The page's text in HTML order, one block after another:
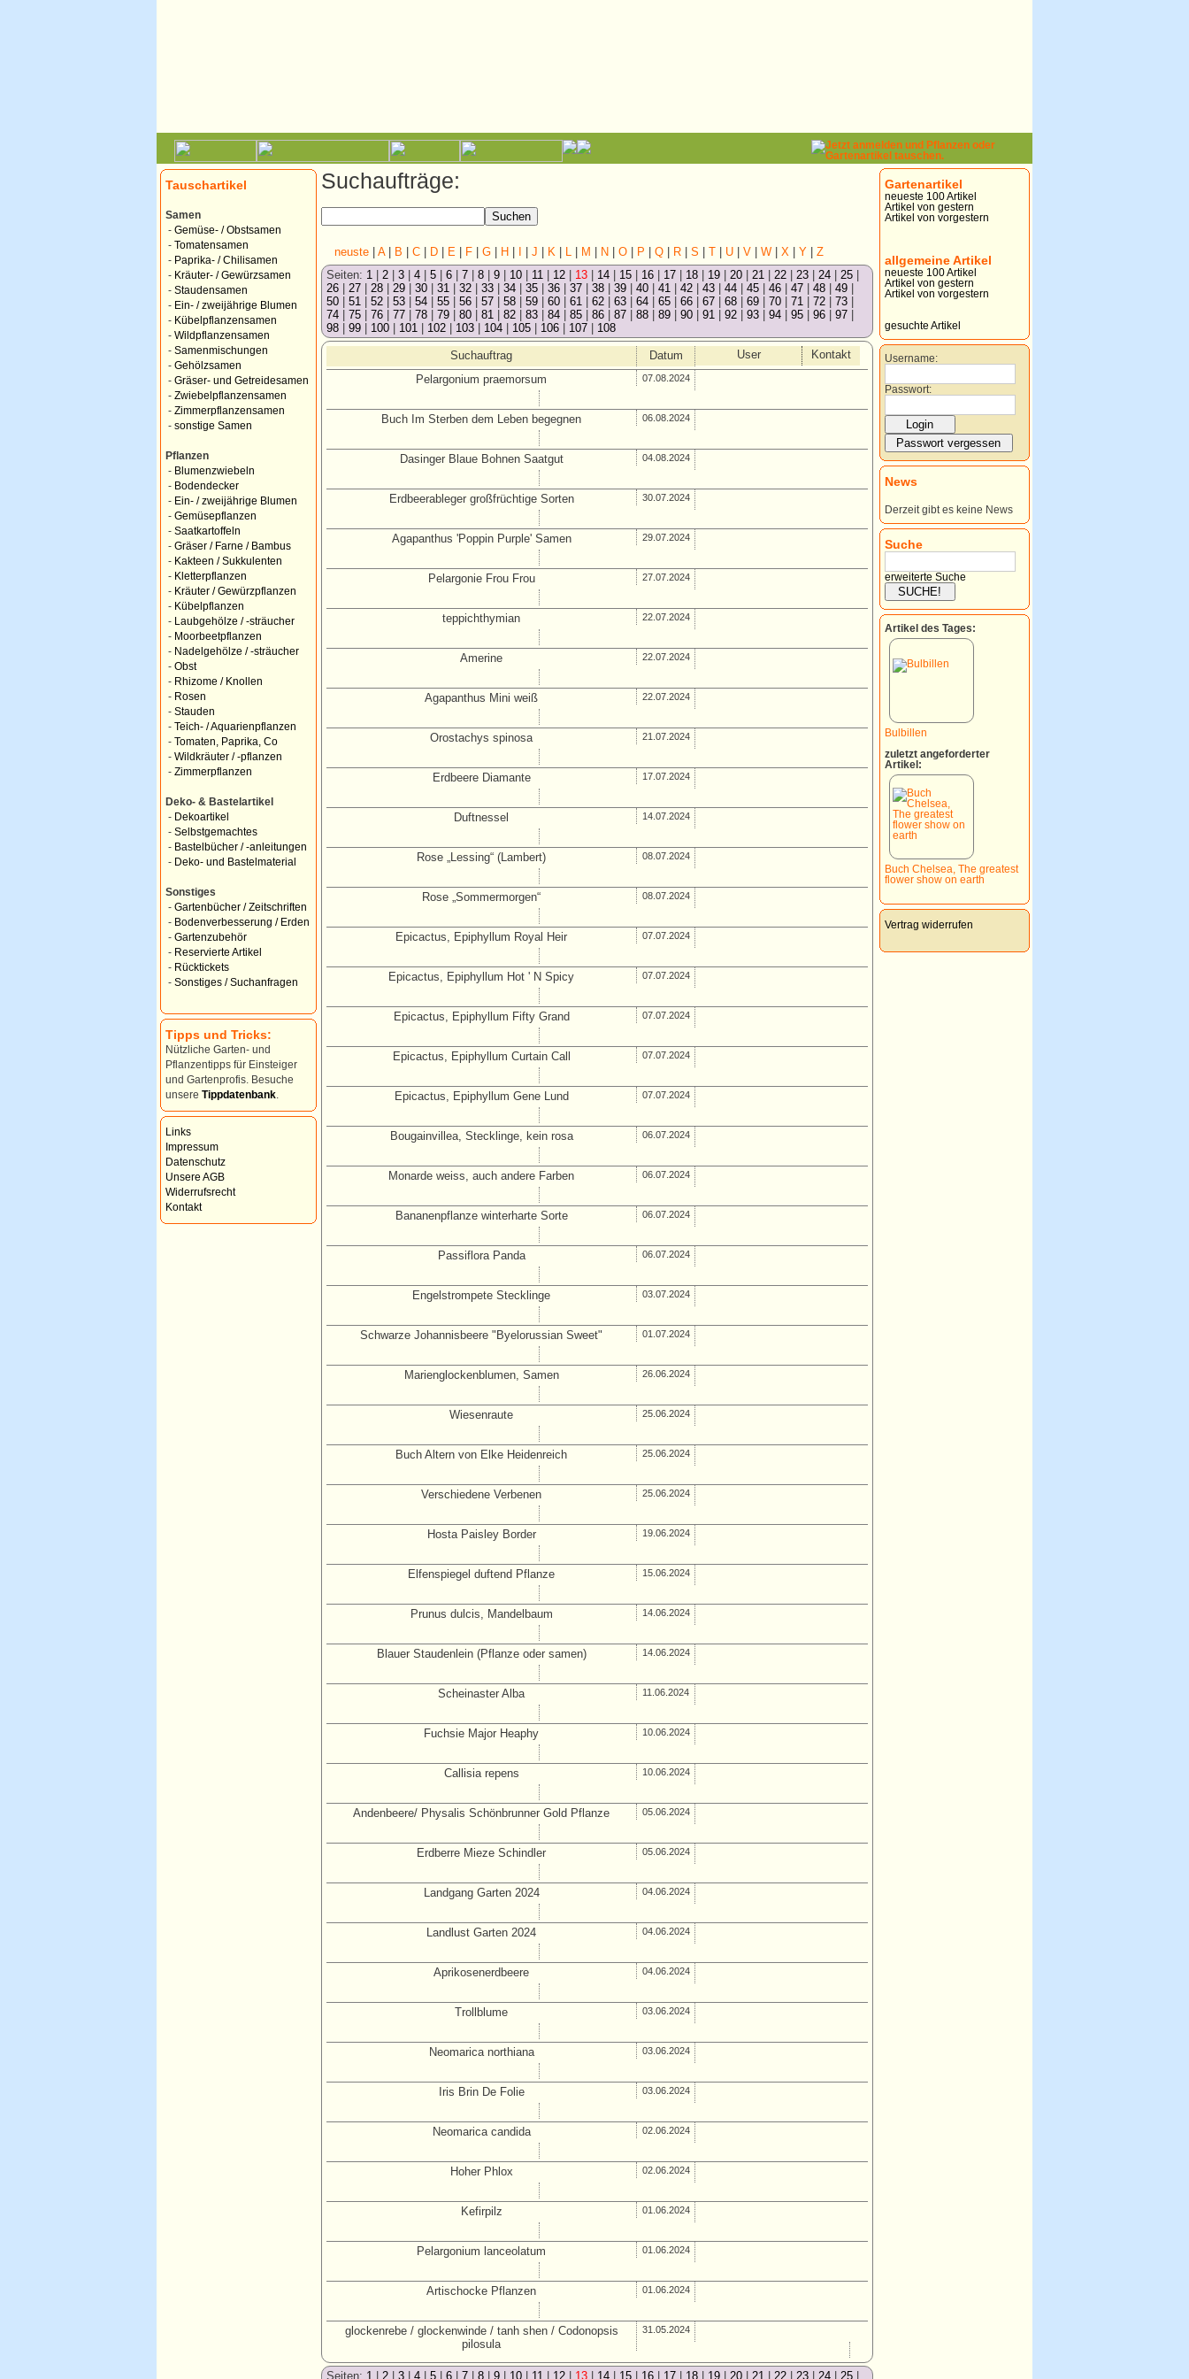
Tauschartikel
Samen
- Gemüse- / Obstsamen
- Tomatensamen
- Paprika- / Chilisamen
- Kräuter- / Gewürzsamen
- Staudensamen
- Ein- / zweijährige Blumen
- Kübelpflanzensamen
- Wildpflanzensamen
- Samenmischungen
- Gehölzsamen
- Gräser- und Getreidesamen
- Zwiebelpflanzensamen
- Zimmerpflanzensamen
- sonstige Samen
Pflanzen
- Blumenzwiebeln
- Bodendecker
- Ein- / zweijährige Blumen
- Gemüsepflanzen
- Saatkartoffeln
- Gräser / Farne / Bambus
- Kakteen / Sukkulenten
- Kletterpflanzen
- Kräuter / Gewürzpflanzen
- Kübelpflanzen
-
Laubgehölze / -sträucher
- Moorbeetpflanzen
- Nadelgehölze / -sträucher
- Obst
- Rhizome / Knollen
- Rosen
- Stauden
- Teich- / Aquarienpflanzen
- Tomaten, Paprika, Co
- Wildkräuter / -pflanzen
- Zimmerpflanzen
Deko- & Bastelartikel
- Dekoartikel
- Selbstgemachtes
- Bastelbücher / -anleitungen
- Deko- und Bastelmaterial
Sonstiges
- Gartenbücher / Zeitschriften
- Bodenverbesserung / Erden
- Gartenzubehör
- Reservierte Artikel
- Rücktickets
- Sonstiges / Suchanfragen
Tipps und Tricks:
Nützliche Garten- und
Pflanzentipps für Einsteiger
und Gartenprofis. Besuche
unsere Tippdatenbank
Links
Impressum
Datenschutz
Unsere AGB
Widerrufsrecht
Kontakt
Suchaufträge:
neuste A| B C D E F G H J K L M N O P Q R S T U V W X Y
Z
Seiten: 1 2 3 4 5 6 7 8 9 10 11 12 13 14 15 16 17 18 19 20 21 22 23 24 25
26
27 28 29 30 31 32 33 34 35 36 37 38 39 40 41 42 43 44 45 46 47 48 49
50
51 52 53 54 55 56 57 58 59 60 61 62 63 64 65 66 67 68 69 70 71 72 73
74
75 76 77 78 79 80 81 82 83 84 85 86 87 88 89 90 91 92 93 94 95 96 97
98
99 100 101 102 103 104 105 106 107 108
Suchauftrag Datum User
Kontakt
Pelargonium praemorsum
07.08.2024
Buch Im Sterben dem Leben begegnen 06.08.2024
Dasinger Blaue Bohnen Saatgut 04.08.2024
Erdbeerableger großfrüchtige Sorten 30.07.2024
Agapanthus 'Poppin Purple' Samen 29.07.2024
Pelargonie Frou Frou 27.07.2024
teppichthymian 22.07.2024
Amerine 22.07.2024
Agapanthus Mini weiß 22.07.2024
Orostachys spinosa 21.07.2024
Erdbeere Diamante 17.07.2024
Duftnessel 14.07.2024
Rose „Lessing“ (Lambert) 08.07.2024
Rose „Sommermorgen“ 08.07.2024
Epicactus, Epiphyllum Royal Heir 07.07.2024
Epicactus, Epiphyllum Hot ' N Spicy 07.07.2024
Epicactus, Epiphyllum Fifty Grand 07.07.2024
Epicactus, Epiphyllum Curtain Call 07.07.2024
Epicactus, Epiphyllum Gene Lund 07.07.2024
Bougainvillea, Stecklinge, kein rosa 06.07.2024
Monarde weiss, auch andere Farben 06.07.2024
Bananenpflanze winterharte Sorte 06.07.2024
Passiflora Panda 06.07.2024
Engelstrompete Stecklinge 03.07.2024
Schwarze Johannisbeere "Byelorussian Sweet" 01.07.2024
Marienglockenblumen, Samen 26.06.2024
Wiesenraute 25.06.2024
Buch Altern von Elke Heidenreich 25.06.2024
Verschiedene Verbenen 25.06.2024
Hosta Paisley Border 19.06.2024
Elfenspiegel duftend Pflanze 15.06.2024
Prunus dulcis, Mandelbaum 14.06.2024
Blauer Staudenlein (Pflanze oder samen) 14.06.2024
Scheinaster Alba 11.06.2024
Fuchsie Major Heaphy 10.06.2024
Callisia repens 10.06.2024
Andenbeere/ Physalis Schönbrunner Gold Pflanze 05.06.2024
Erdberre Mieze Schindler 05.06.2024
Landgang Garten 2024 04.06.2024
Landlust Garten 2024 04.06.2024
Aprikosenerdbeere 04.06.2024
Trollblume 03.06.2024
Neomarica northiana 03.06.2024
Iris Brin De Folie 03.06.2024
Neomarica candida 02.06.2024
Hoher Phlox 02.06.2024
Kefirpilz 01.06.2024
Pelargonium lanceolatum 01.06.2024
Artischocke Pflanzen 01.06.2024
glockenrebe / glockenwinde / tanh shen / Codonopsis
pilosula
31.05.2024
Seiten: 1 2 3 4 5 6 7 8 9 10 11 12 13 14 15 16 17 18 19 20 21 22 23 24 25
Gartenartikel
neueste 100 Artikel
Artikel von gestern
Artikel von vorgestern
allgemeine Artikel
neueste 100 Artikel
Artikel von gestern
Artikel von vorgestern
gesuchte Artikel
Username:
Passwort:
News
Derzeit gibt es keine News
Suche
erweiterte Suche
Artikel des Tages:
Bulbillen
zuletzt angeforderter
Artikel:
Buch Chelsea, The greatest
flower show on earth
Vertrag widerrufen